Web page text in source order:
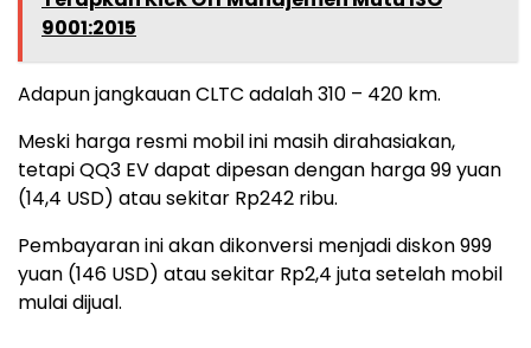
9001:2015
Adapun jangkauan CLTC adalah 310 – 420 km.
Meski harga resmi mobil ini masih dirahasiakan,
tetapi QQ3 EV dapat dipesan dengan harga 99 yuan
(14,4 USD) atau sekitar Rp242 ribu.
Pembayaran ini akan dikonversi menjadi diskon 999
yuan (146 USD) atau sekitar Rp2,4 juta setelah mobil
mulai dijual.